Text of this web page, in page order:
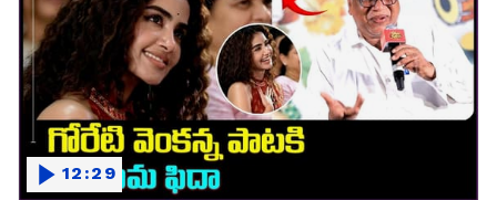
12:29